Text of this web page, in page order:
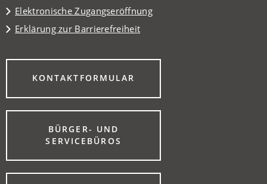
Elektronische Zugangseröffnung
Erklärung zur Barrierefreiheit
KONTAKTFORMULAR
(ÖFFNET
EINEM
NEUEN
BÜRGER- UND
SERVICEBÜROS
(ÖFFNET
EINEM
NEUEN